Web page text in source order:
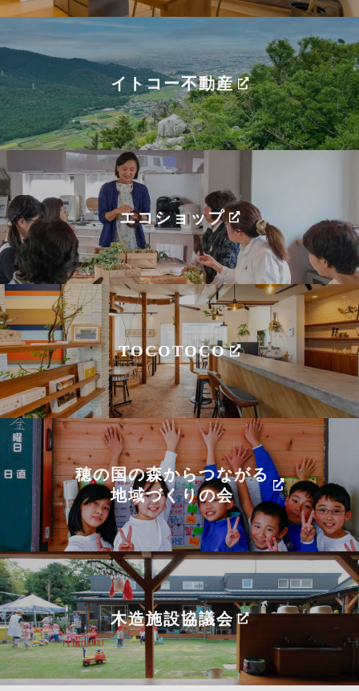
イトコー不動産
エコショップ
TOCOTOCO
穂の国の森からつながる
地域づくりの会
木造施設協議会